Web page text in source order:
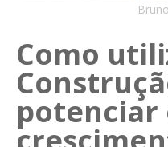
Como
potenciar